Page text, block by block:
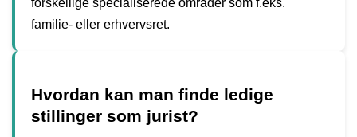
familie- eller erhvervsret.
Hvordan kan man finde ledige
stillinger som jurist?